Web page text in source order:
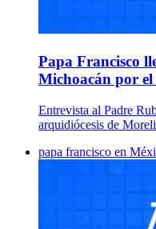
Papa Francisco
Michoacán por el
Entrevista al Padre
arquidiócesis de
papa francisco en